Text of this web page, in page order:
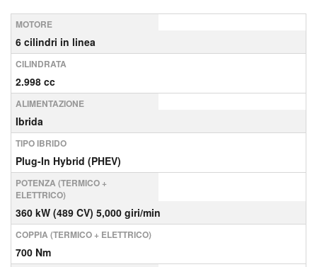
MOTORE
6 cilindri in linea
CILINDRATA
2.998 cc
ALIMENTAZIONE
Ibrida
TIPO IBRIDO
Plug-In Hybrid (PHEV)
POTENZA (TERMICO +
ELETTRICO)
360 kW (489 CV) 5,000 giri/min
COPPIA (TERMICO + ELETTRICO)
700 Nm